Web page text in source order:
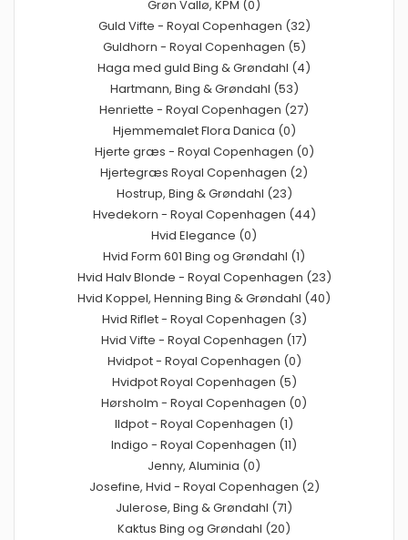
Grøn Vallø, KPM (0)
Guld Vifte - Royal Copenhagen (32)
Guldhorn - Royal Copenhagen (5)
Haga med guld Bing & Grøndahl (4)
Hartmann, Bing & Grøndahl (53)
Henriette - Royal Copenhagen (27)
Hjemmemalet Flora Danica (0)
Hjerte græs - Royal Copenhagen (0)
Hjertegræs Royal Copenhagen (2)
Hostrup, Bing & Grøndahl (23)
Hvedekorn - Royal Copenhagen (44)
Hvid Elegance (0)
Hvid Form 601 Bing og Grøndahl (1)
Hvid Halv Blonde - Royal Copenhagen (23)
Hvid Koppel, Henning Bing & Grøndahl (40)
Hvid Riflet - Royal Copenhagen (3)
Hvid Vifte - Royal Copenhagen (17)
Hvidpot - Royal Copenhagen (0)
Hvidpot Royal Copenhagen (5)
Hørsholm - Royal Copenhagen (0)
Ildpot - Royal Copenhagen (1)
Indigo - Royal Copenhagen (11)
Jenny, Aluminia (0)
Josefine, Hvid - Royal Copenhagen (2)
Julerose, Bing & Grøndahl (71)
Kaktus Bing og Grøndahl (20)